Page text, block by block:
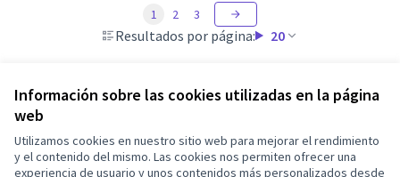
Información sobre las cookies utilizadas en la página
web
Utilizamos cookies en nuestro sitio web para mejorar el rendimiento
y el contenido del mismo. Las cookies nos permiten ofrecer una
experiencia de usuario y unos contenidos más personalizados desde
Resultados por página: 20
1 2 3
Términos y condiciones de uso
Configuración de cookies
Barcelona En Comú en X
Barcelona En Comú en Facebook
Barcelona En Comú en Instagram
Barcelona En Comú en YouTube